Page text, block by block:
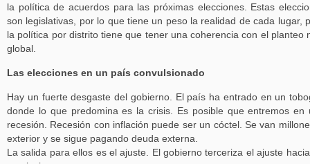
la política de acuerdos para las próximas elecciones. Estas
son legislativas, por lo que tiene un peso la realidad de cada lugar,
la política por distrito tiene que tener una coherencia con el planteo
global.
Las elecciones en un país convulsionado
Hay un fuerte desgaste del gobierno. El país ha entrado en un
donde lo que predomina es la crisis. Es posible que entremos en
recesión. Recesión con inflación puede ser un cóctel. Se van
exterior y se sigue pagando deuda externa.
La salida para ellos es el ajuste. El gobierno terceriza el ajuste